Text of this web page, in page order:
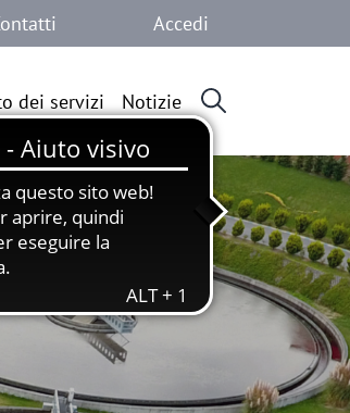
Menu profilo
Accedi
dei servizi Notizie